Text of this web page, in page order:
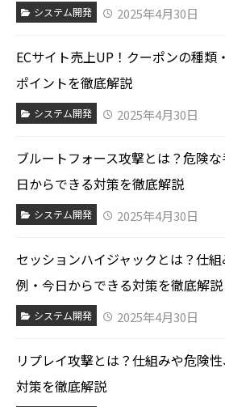
システム開発 2025年4月30日
ECサイト売上UP！クーポンの種類
ポイントを徹底解説
システム開発 2025年4月30日
ブルートフォース攻撃とは？危険
日からできる対策を徹底解説
システム開発 2025年4月30日
セッションハイジャックとは？仕
例・今日からできる対策を徹底解説
システム開発 2025年4月30日
リプレイ攻撃とは？仕組みや危険
対策を徹底解説